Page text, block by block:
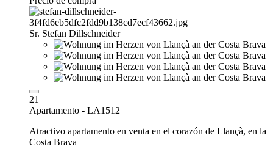
Sr. Stefan Dillschneider
21
Apartamento - LA1512
Atractivo apartamento en venta en el corazón de Llançà, en la
Costa Brava